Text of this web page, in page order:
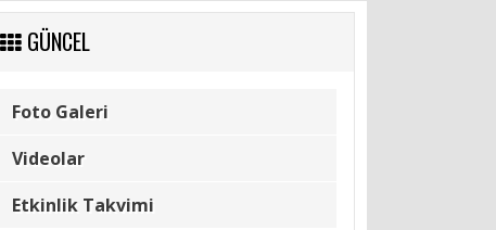
GÜNCEL
Foto Galeri
Videolar
Etkinlik Takvimi